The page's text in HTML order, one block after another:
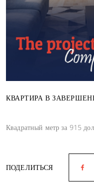
КВАРТИРА В
Квадратный метр за 915
ПОДЕЛИТЬСЯ